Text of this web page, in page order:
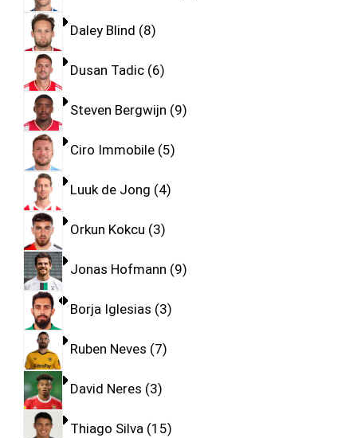
Daley Blind 8
Dusan Tadic 6
Steven Bergwijn 9
Ciro Immobile 5
Luuk de Jong 4
Orkun Kokcu 3
Jonas Hofmann 9
Borja Iglesias 3
Ruben Neves 7
David Neres 3
Thiago Silva 15